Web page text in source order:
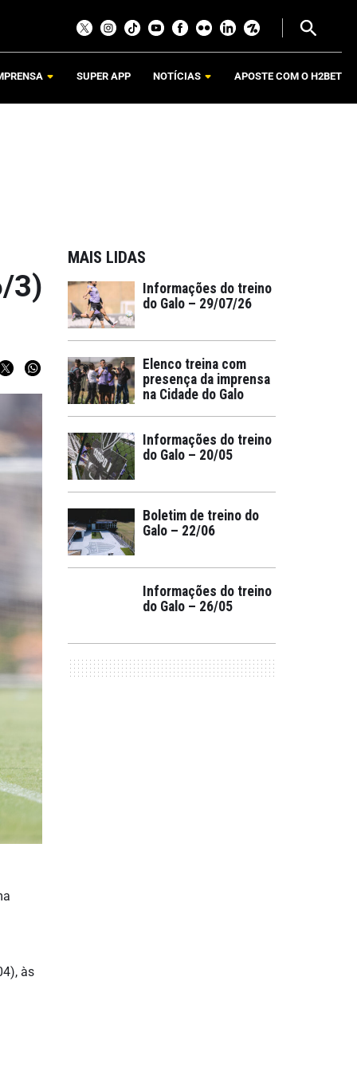
SUPER APP NOTÍCIAS APOSTE COM O H2BET
3)
às
MAIS LIDAS
Informações do treino
do Galo – 29/07/26
Elenco treina com
presença da imprensa
na Cidade do Galo
Informações do treino
do Galo – 20/05
Boletim de treino do
Galo – 22/06
Informações do treino
do Galo – 26/05